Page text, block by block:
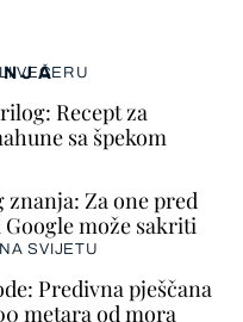
VEČERU
Recept za
sa špekom
znanja: Za one pred
Google može sakriti
SVIJETU
Predivna pješčana
metara od mora